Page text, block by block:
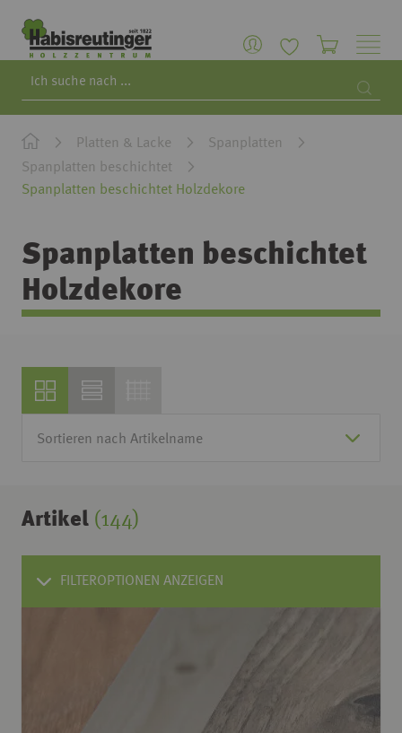
Platten & Lacke
Spanplatten
Spanplatten beschichtet
Spanplatten beschichtet Holzdekore
Spanplatten beschichtet
Holzdekore
Artikel (144)
FILTEROPTIONEN ANZEIGEN